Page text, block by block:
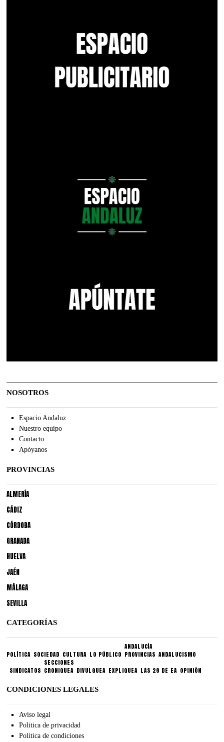
NOSOTROS
Espacio Andaluz
Nuestro equipo
Contacto
Apóyanos
PROVINCIAS
ALMERÍA
CÁDIZ
CÓRDOBA
GRANADA
HUELVA
JAÉN
MÁLAGA
SEVILLA
CATEGORÍAS
POLÍTICA SOCIEDAD CULTURA LO PÚBLICO
ANDALUCÍA
PROVINCIAS ANDALUCISMO
SINDICATOS
SECCIONES
CRONIQUEA DIVULGUEA EXPLIQUEA LAS 28 DE EA OPINIÓN
CONDICIONES LEGALES
Aviso legal
Politica de privacidad
Politica de condiciones